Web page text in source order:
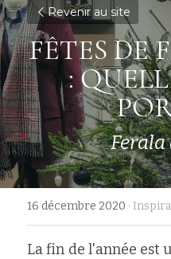
Revenir au site
FÊTES DE
:
Ferala
16 décembre 2020 ·
La fin de l'année est